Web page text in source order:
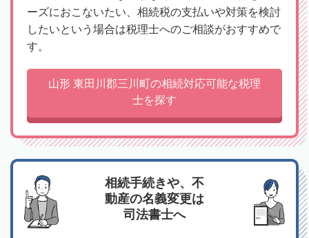
ーズにおこないたい、相続税の支払いや対策を検討
したいという場合は税理士へのご相談がおすすめで
す。
山形 東田川郡三川町の相続対応可能な税理
士を探す
相続手続きや、不
動産の名義変更は
司法書士へ